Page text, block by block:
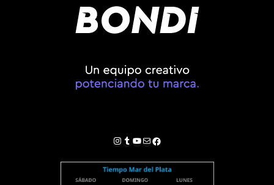
Instagram
Tumblr
YouTube
Correo electrónico
Facebook